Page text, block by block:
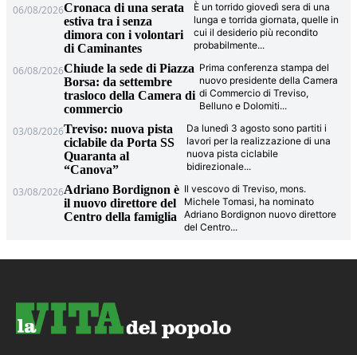
06/08/2026Cronaca di una serata
estiva tra i senza
dimora con i volontari
di Caminantes
È un torrido giovedì sera di una
lunga e torrida giornata, quelle in
cui il desiderio più recondito
probabilmente...
06/08/2026Chiude la sede di Piazza
Borsa: da settembre
trasloco della Camera di
commercio
Prima conferenza stampa del
nuovo presidente della Camera
di Commercio di Treviso,
Belluno e Dolomiti...
03/08/2026Treviso: nuova pista
ciclabile da Porta SS
Quaranta al
“Canova”
Da lunedì 3 agosto sono partiti i
lavori per la realizzazione di una
nuova pista ciclabile
bidirezionale...
03/08/2026Adriano Bordignon è
il nuovo direttore del
Centro della famiglia
Il vescovo di Treviso, mons.
Michele Tomasi, ha nominato
Adriano Bordignon nuovo direttore
del Centro...